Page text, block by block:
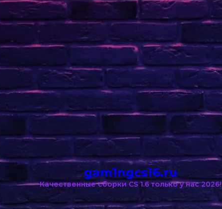
gam1ngcs16.ru
Качественные сборки CS 1.6 только у нас 2026!